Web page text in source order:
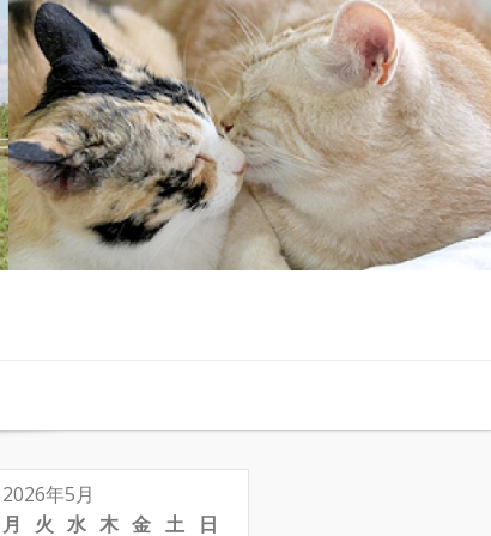
2026年5月
月
火 水 木 金 土 日